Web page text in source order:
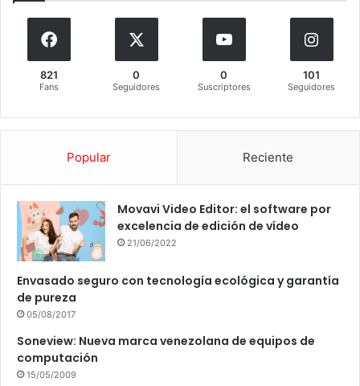
821
Fans
0
Seguidores
0
Suscriptores
101
Seguidores
Popular Reciente
Movavi Video Editor: el software por
excelencia de edición de vídeo
21/06/2022
Envasado seguro con tecnología ecológica y garantía
de pureza
05/08/2017
Soneview: Nueva marca venezolana de equipos de
computación
15/05/2009